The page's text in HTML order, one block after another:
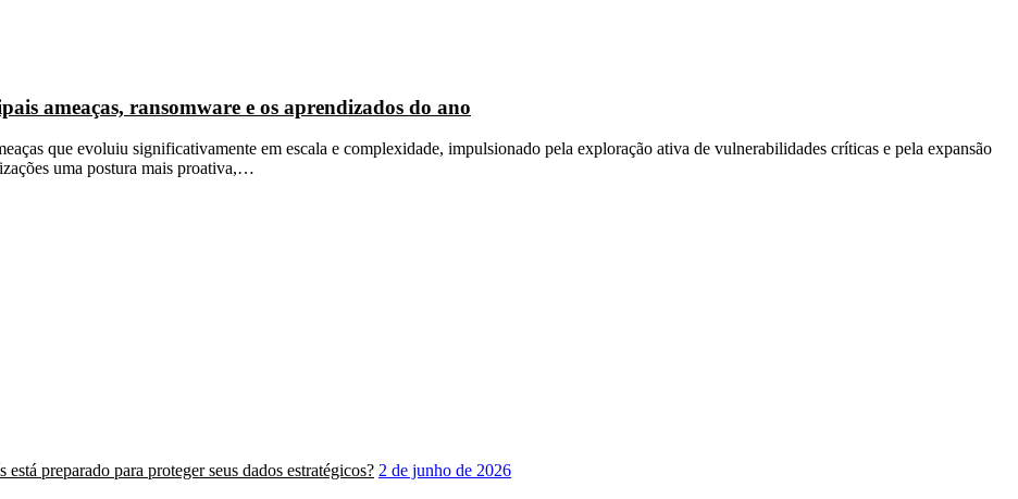
ameaças, ransomware e os aprendizados do ano
que evoluiu significativamente em escala e complexidade, impulsionado pela exploração ativa de vulnerabilidades críticas e pela expansão
uma postura mais proativa,…
preparado para proteger seus dados estratégicos? 2 de junho de 2026